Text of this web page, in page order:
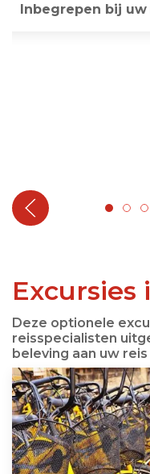
Inbegrepen bij
Excursies
Deze optionele
reisspecialisten
beleving aan uw